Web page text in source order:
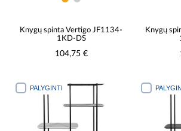
Knygų spinta Vertigo JF1134-
1KD-DS
104,75 €
Knygų
PALYGINTI